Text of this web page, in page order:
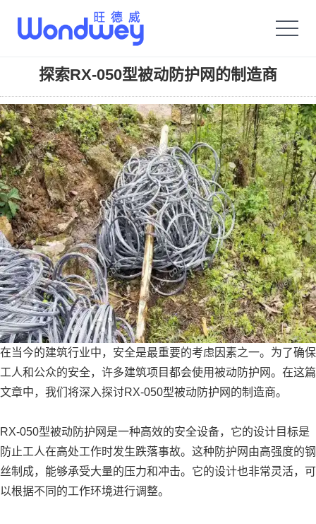
探索RX-050型被动防护网的制造商
在当今的建筑行业中，安全是最重要的考虑因素之一。为了确保
工人和公众的安全，许多建筑项目都会使用被动防护网。在这篇
文章中，我们将深入探讨RX-050型被动防护网的制造商。
RX-050型被动防护网是一种高效的安全设备，它的设计目标是
防止工人在高处工作时发生跌落事故。这种防护网由高强度的钢
丝制成，能够承受大量的压力和冲击。它的设计也非常灵活，可
以根据不同的工作环境进行调整。